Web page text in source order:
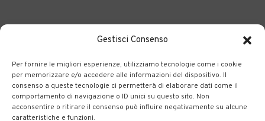
Gestisci Consenso
Per fornire le migliori esperienze, utilizziamo tecnologie come i cookie
per memorizzare e/o accedere alle informazioni del dispositivo. Il
consenso a queste tecnologie ci permetterà di elaborare dati come il
comportamento di navigazione o ID unici su questo sito. Non
acconsentire o ritirare il consenso può influire negativamente su alcune
caratteristiche e funzioni.
BERGAMO TRASPORTI portale delle tre società Consortili
dedite al trasporto pubblico locale su tutto il territorio
bergamasco.